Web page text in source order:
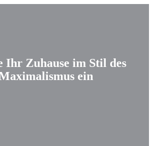
Ihr Zuhause im Stil des
ein